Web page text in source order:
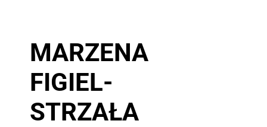
MARZENA
FIGIEL-
STRZAŁA